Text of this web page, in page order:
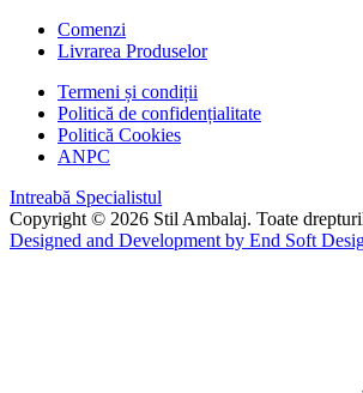
Comenzi
Livrarea Produselor
Termeni și condiții
Politică de confidențialitate
Politică Cookies
ANPC
Intreabă Specialistul
Copyright © 2026 Stil Ambalaj. Toate
Designed and Development by End Soft